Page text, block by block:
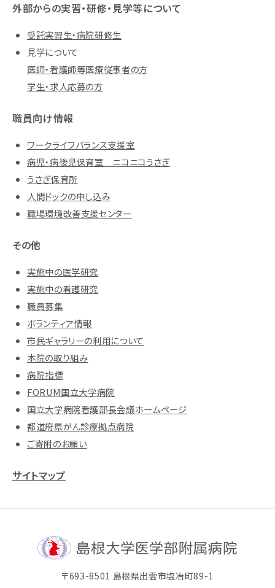
外部からの実習・研修・見学等について
受託実習生・病院研修生
見学について
医師・看護師等医療従事者の方
学生・求人応募の方
職員向け情報
ワークライフバランス支援室
病児・病後児保育室 ニコニコうさぎ
うさぎ保育所
人間ドックの申し込み
職場環境改善支援センター
その他
実施中の医学研究
実施中の看護研究
職員募集
ボランティア情報
市民ギャラリーの利用について
本院の取り組み
病院指標
FORUM国立大学病院
国立大学病院看護部長会議ホームページ
都道府県がん診療拠点病院
ご寄附のお願い
サイトマップ
〒693-8501 島根県出雲市塩冶町89-1